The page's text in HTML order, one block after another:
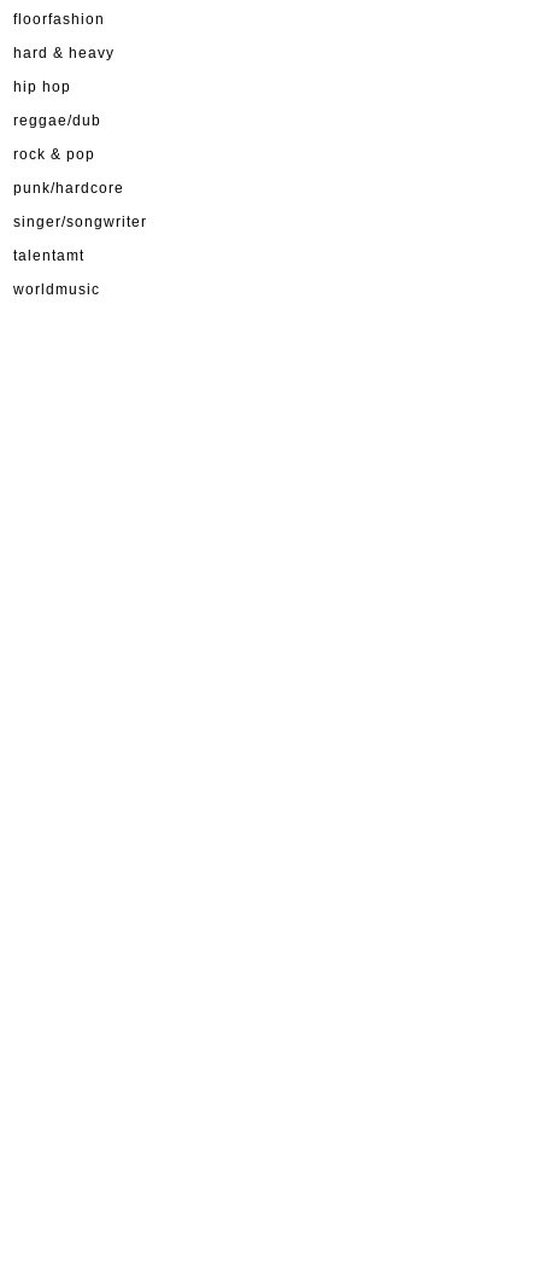
floorfashion
hard & heavy
hip hop
reggae/dub
rock & pop
punk/hardcore
singer/songwriter
talentamt
worldmusic